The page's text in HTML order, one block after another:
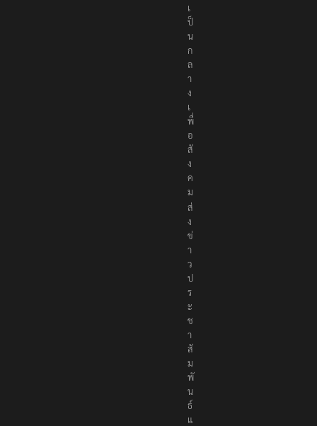
เ
ป็
น
ก
ล
า
ง
เ
พื่
อ
สั
ง
ค
ม
ส่
ง
ข่
า
ว
ป
ร
ะ
ช
า
สั
ม
พั
น
ธ์
แ